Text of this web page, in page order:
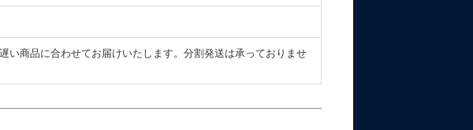
い商品に合わせてお届けいたします。分割発送は承っておりませ